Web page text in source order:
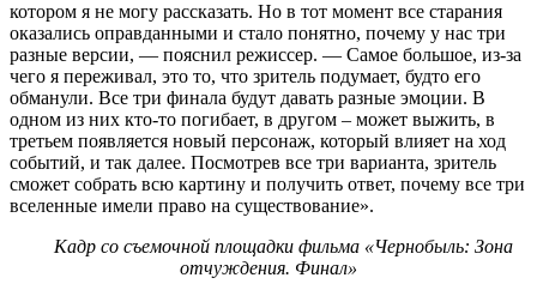
котором я не могу рассказать. Но в тот момент все старания
оказались оправданными и стало понятно, почему у нас три
разные версии, — пояснил режиссер. — Самое большое, из-за
чего я переживал, это то, что зритель подумает, будто его
обманули. Все три финала будут давать разные эмоции. В
одном из них кто-то погибает, в другом – может выжить, в
третьем появляется новый персонаж, который влияет на ход
событий, и так далее. Посмотрев все три варианта, зритель
сможет собрать всю картину и получить ответ, почему все три
вселенные имели право на существование».
Кадр со съемочной площадки фильма «Чернобыль: Зона
отчуждения. Финал»